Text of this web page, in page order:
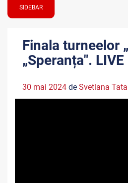
SIDEBAR
Finala turneelor
„Speranța".
30 mai 2024 de Svetlana